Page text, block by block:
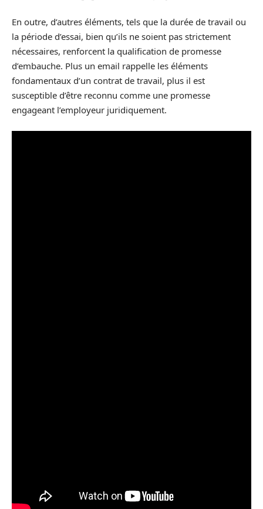
En outre, d’autres éléments, tels que la durée de travail ou
la période d’essai, bien qu’ils ne soient pas strictement
nécessaires, renforcent la qualification de promesse
d’embauche. Plus un email rappelle les éléments
fondamentaux d’un contrat de travail, plus il est
susceptible d’être reconnu comme une promesse
engageant l’employeur juridiquement.